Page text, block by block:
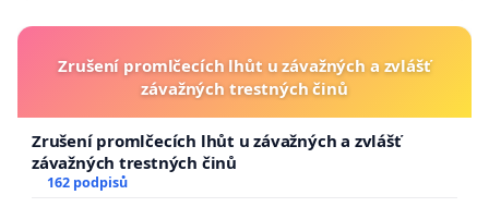
Zrušení promlčecích lhůt u závažných a zvlášť
závažných trestných činů
Zrušení promlčecích lhůt u závažných a zvlášť
závažných trestných činů
162 podpisů